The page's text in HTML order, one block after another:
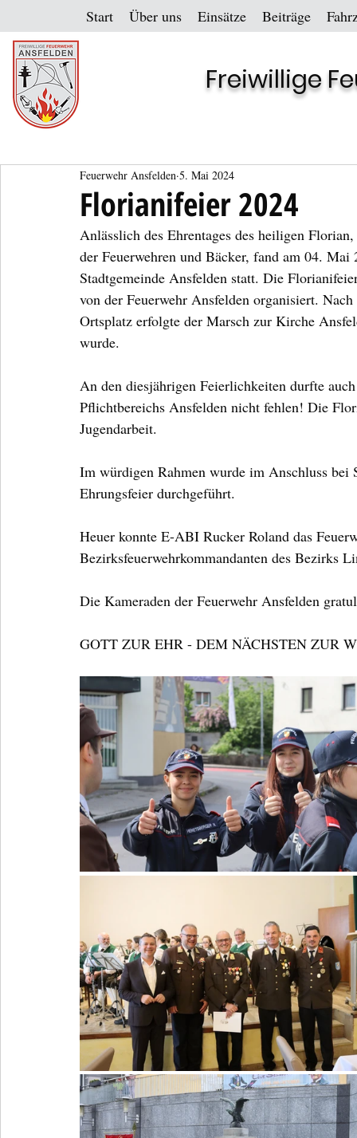
Start Über uns Einsätze Beiträge
Freiwillige
Florianifeier 2024
Feuerwehr Ansfelden 5. Mai 2024
Anlässlich des Ehrentages des heiligen
der Feuerwehren und Bäcker, fand am 04.
Stadtgemeinde Ansfelden statt. Die
von der Feuerwehr Ansfelden organisiert.
Ortsplatz erfolgte der Marsch zur Kirche
wurde.
An den diesjährigen Feierlichkeiten durfte
Pflichtbereichs Ansfelden nicht fehlen! Die
Jugendarbeit.
Im würdigen Rahmen wurde im Anschluss
Ehrungsfeier durchgeführt.
Heuer konnte E-ABI Rucker Roland das
Bezirksfeuerwehrkommandanten des Bezirks
Die Kameraden der Feuerwehr Ansfelden
GOTT ZUR EHR - DEM NÄCHSTEN ZUR